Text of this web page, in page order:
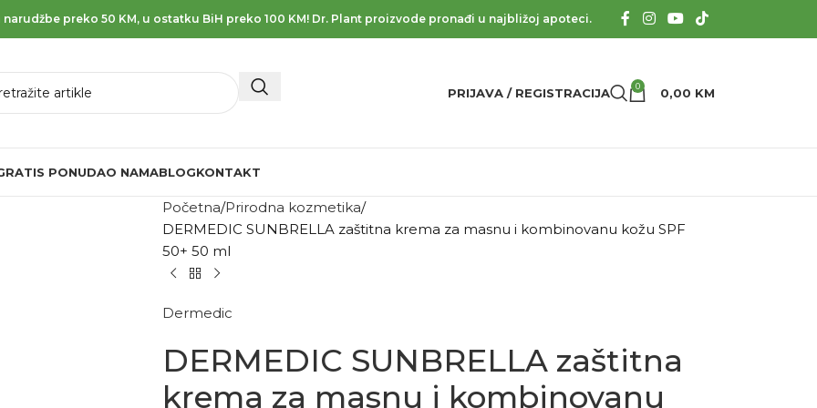
preko 50 KM, u ostatku BiH preko 100 KM! Dr. Plant proizvode pronađi u najbližoj apoteci.
PRIJAVA / REGISTRACIJA 0 0,00 KM
PONUDAO NAMABLOGKONTAKT
Početna Prirodna kozmetika
DERMEDIC SUNBRELLA zaštitna krema za masnu i kombinovanu kožu SPF
50+ 50 ml
Dermedic
DERMEDIC SUNBRELLA zaštitna
krema za masnu i kombinovanu